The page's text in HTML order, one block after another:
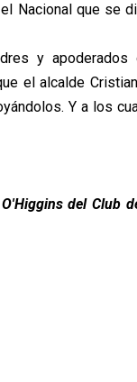
Nacional que se
y
el alcalde
Y a los
del Club